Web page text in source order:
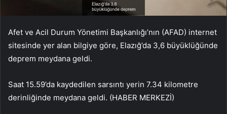
Afet ve Acil Durum Yönetimi Başkanlığı’nın (AFAD) internet
sitesinde yer alan bilgiye göre, Elazığ’da 3,6 büyüklüğünde
deprem meydana geldi.
Saat 15.59’da kaydedilen sarsıntı yerin 7.34 kilometre
derinliğinde meydana geldi. (HABER MERKEZİ)